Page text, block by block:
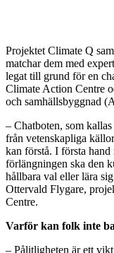
Projektet Climate Q
matchar dem med
legat till grund för en
Climate Action Centre
och samhällsbyggnad
– Chatboten, som
från vetenskapliga
kan förstå. I första
förlängningen ska den
hållbara val eller lära
Ottervald Flygare,
Centre.
Varför kan folk inte
– Pålitligheten är ett